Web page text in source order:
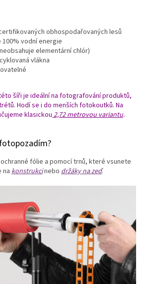
obhospodařovaných lesů
100% vodní energie
elementární chlór)
vlákna
šíři je ideální na fotografování produktů,
Hodí se i do menších fotokoutků. Na
klasickou2,72 metrovou variantu.
fólie a pomocí trnů, které vsunete
na konstrukcinebo držáky na zeď.